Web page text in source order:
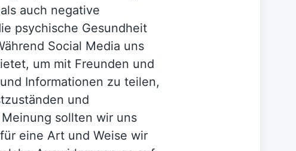
auch negative
psychische Gesundheit
Social Media uns
um mit Freunden und
Informationen zu teilen,
und
sollten wir uns
eine Art und Weise wir